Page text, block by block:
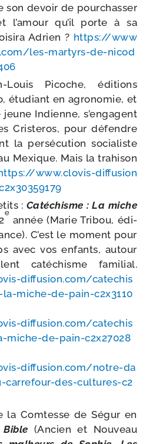
son devoir de pour­chas­ser
l’amour qu’il porte à sa
Adrien ? https://​www​
​l​e​s​-​m​a​r​t​y​r​s​-​d​e​-​n​i​c​o​d​
​Louis Picoche, édi­tions
étu­diant en agro­no­mie, et
Indienne, s’engagent
Cristeros, pour défendre
la per­sé­cu­tion socia­liste
Mexique. Mais la tra­hi­son
​www​.clo​vis​-dif​fu​sion​
: Catéchisme : La miche
e
année (Marie Tribou, édi­
C’est le moment pour
avec vos enfants, autour
caté­chisme fami­lial.
dif​fu​sion​.com/​c​a​t​e​c​h​i​s​
​m​i​c​h​e​-​d​e​-​p​a​i​n​-​c​2​x​3​1​1​0​
dif​fu​sion​.com/​c​a​t​e​c​h​i​s​
​m​i​c​h​e​-​d​e​-​p​a​i​n​-​c​2​x​2​7​0​2​8​
dif​fu​sion​.com/​n​o​t​r​e​-​d​a​
​c​a​r​r​e​f​o​u​r​-​d​e​s​-​c​u​l​t​u​r​e​s​-​c​2​
la Comtesse de Ségur en
(Ancien et Nouveau